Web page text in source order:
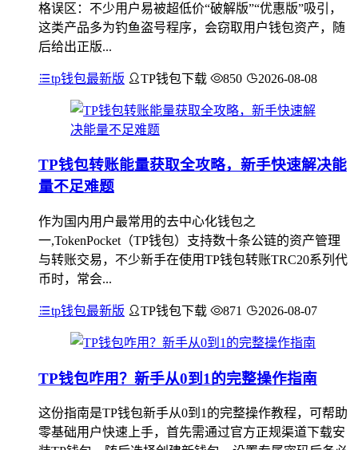
格误区：不少用户易被超低价“破解版”“优惠版”吸引，
这类产品多为钓鱼盗号程序，会窃取用户钱包资产，随
后给出正版...
tp钱包最新版 TP钱包下载 850 2026-08-08
TP钱包转账能量获取全攻略，新手快速解决能
量不足难题
作为国内用户最常用的去中心化钱包之
一,TokenPocket（TP钱包）支持数十条公链的资产管理
与转账交易，不少新手在使用TP钱包转账TRC20系列代
币时，常会...
tp钱包最新版 TP钱包下载 871 2026-08-07
TP钱包咋用？新手从0到1的完整操作指南
这份指南是TP钱包新手从0到1的完整操作教程，可帮助
零基础用户快速上手，首先需通过官方正规渠道下载安